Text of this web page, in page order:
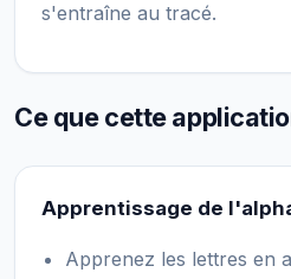
s'entraîne au tracé.
Ce que cette
Apprentissage de
Apprenez les lettres en